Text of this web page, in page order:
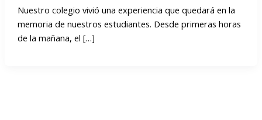
Nuestro colegio vivió una experiencia que quedará en la
memoria de nuestros estudiantes. Desde primeras horas
de la mañana, el […]